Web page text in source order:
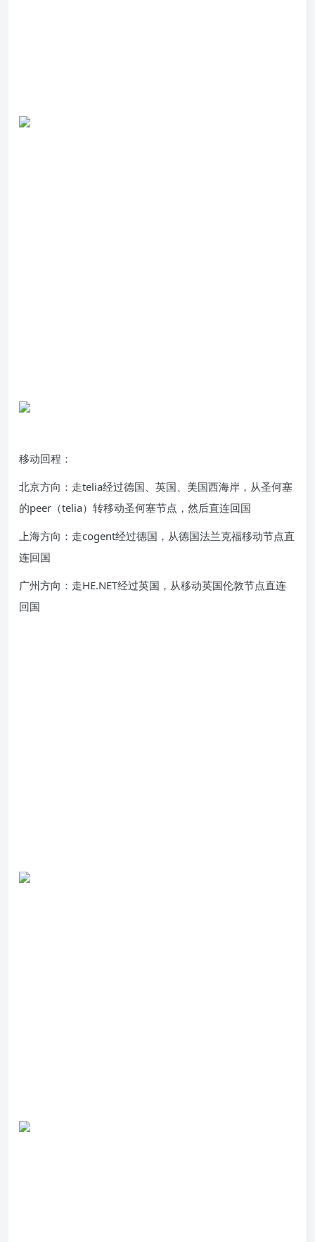
移动回程：
北京方向：走telia经过德国、英国、美国西海岸，从圣何塞
的peer（telia）转移动圣何塞节点，然后直连回国
上海方向：走cogent经过德国，从德国法兰克福移动节点直
连回国
广州方向：走HE.NET经过英国，从移动英国伦敦节点直连
回国